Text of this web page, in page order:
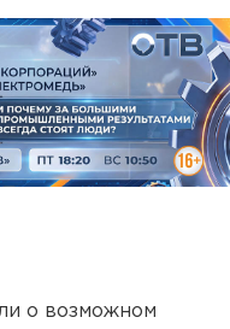
о возможном